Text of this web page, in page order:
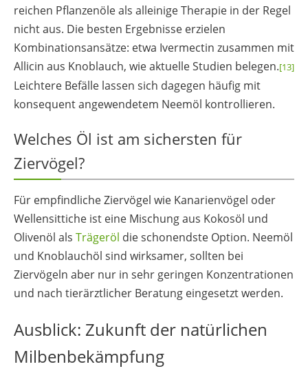
reichen Pflanzenöle als alleinige Therapie in der Regel
nicht aus. Die besten Ergebnisse erzielen
Kombinationsansätze: etwa Ivermectin zusammen mit
Allicin aus Knoblauch, wie aktuelle Studien belegen.[13]
Leichtere Befälle lassen sich dagegen häufig mit
konsequent angewendetem Neemöl kontrollieren.
Welches Öl ist am sichersten für
Ziervögel?
Für empfindliche Ziervögel wie Kanarienvögel oder
Wellensittiche ist eine Mischung aus Kokosöl und
Olivenöl als Trägeröl die schonendste Option. Neemöl
und Knoblauchöl sind wirksamer, sollten bei
Ziervögeln aber nur in sehr geringen Konzentrationen
und nach tierärztlicher Beratung eingesetzt werden.
Ausblick: Zukunft der natürlichen
Milbenbekämpfung